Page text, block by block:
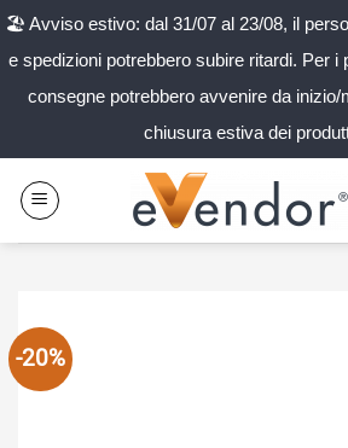
🏖️ Avviso estivo: dal 31/07 al 23/08, il
e spedizioni potrebbero subire ritardi. Per i
consegne potrebbero avvenire da
chiusura estiva dei
-20%